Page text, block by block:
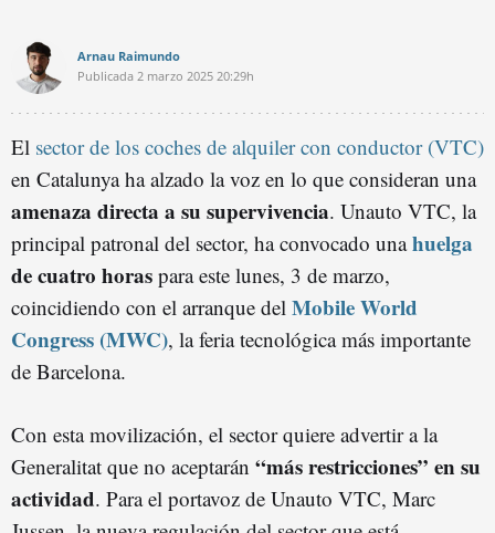
Arnau Raimundo
Publicada 2 marzo 2025 20:29h
El sector de los coches de alquiler con conductor (VTC)
en Catalunya ha alzado la voz en lo que consideran una
amenaza directa a su supervivencia. Unauto VTC, la
principal patronal del sector, ha convocado unahuelga
de cuatro horas para este lunes, 3 de marzo,
coincidiendo con el arranque del Mobile World
Congress (MWC), la feria tecnológica más importante
de Barcelona.
Con esta movilización, el sector quiere advertir a la
Generalitat que no aceptarán “más restricciones” en su
actividad. Para el portavoz de Unauto VTC, Marc